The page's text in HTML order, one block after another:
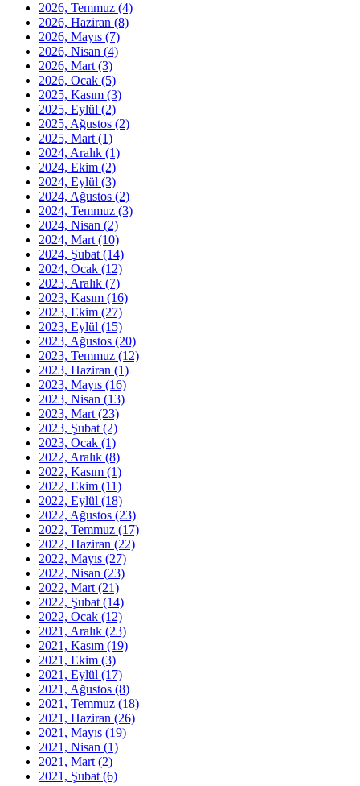
2026, Temmuz (4)
2026, Haziran (8)
2026, Mayıs (7)
2026, Nisan (4)
2026, Mart (3)
2026, Ocak (5)
2025, Kasım (3)
2025, Eylül (2)
2025, Ağustos (2)
2025, Mart (1)
2024, Aralık (1)
2024, Ekim (2)
2024, Eylül (3)
2024, Ağustos (2)
2024, Temmuz (3)
2024, Nisan (2)
2024, Mart (10)
2024, Şubat (14)
2024, Ocak (12)
2023, Aralık (7)
2023, Kasım (16)
2023, Ekim (27)
2023, Eylül (15)
2023, Ağustos (20)
2023, Temmuz (12)
2023, Haziran (1)
2023, Mayıs (16)
2023, Nisan (13)
2023, Mart (23)
2023, Şubat (2)
2023, Ocak (1)
2022, Aralık (8)
2022, Kasım (1)
2022, Ekim (11)
2022, Eylül (18)
2022, Ağustos (23)
2022, Temmuz (17)
2022, Haziran (22)
2022, Mayıs (27)
2022, Nisan (23)
2022, Mart (21)
2022, Şubat (14)
2022, Ocak (12)
2021, Aralık (23)
2021, Kasım (19)
2021, Ekim (3)
2021, Eylül (17)
2021, Ağustos (8)
2021, Temmuz (18)
2021, Haziran (26)
2021, Mayıs (19)
2021, Nisan (1)
2021, Mart (2)
2021, Şubat (6)